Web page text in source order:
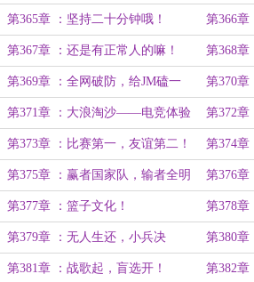
个大娘们！
第365章 ：坚持二十分钟哦！ 第366章
第367章 ：还是有正常人的嘛！ 第368章
第369章 ：全网破防，给JM磕一
个！
第370章
第371章 ：大浪淘沙——电竞体验
（完）！
第372章
第373章 ：比赛第一，友谊第二！ 第374章
第375章 ：赢者国家队，输者全明
星！
第376章
第377章 ：篮子文化！ 第378
酸！
第379章 ：无人生还，小兵决
胜！！
第380
机！
第381章 ：战歌起，盲选开！ 第382